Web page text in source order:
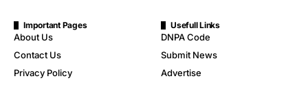
Important Pages
About Us
Contact Us
Privacy Policy
Usefull Links
DNPA Code
Submit News
Advertise